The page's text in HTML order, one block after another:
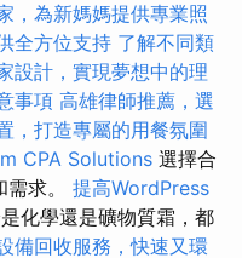
，為新媽媽提供專業照
全方位支持 了解不同類
設計，實現夢想中的理
事項 高雄律師推薦，選
，打造專屬的用餐氛圍
CPA Solutions 選擇合
求。 提高WordPress
化學還是礦物質霜，都
備回收服務，快速又環